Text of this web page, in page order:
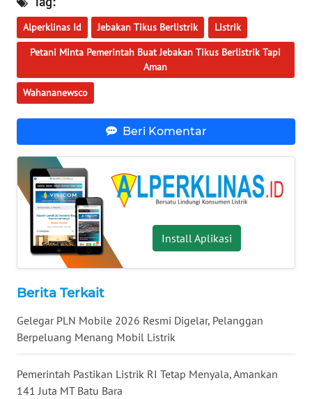
Alperklinas Id Jebakan Tikus Berlistrik Listrik
Petani Minta Pemerintah Buat Jebakan Tikus Berlistrik Tapi
Aman
Wahananewsco
Beri Komentar
Install Aplikasi
Berita Terkait
Gelegar PLN Mobile 2026 Resmi Digelar, Pelanggan
Berpeluang Menang Mobil Listrik
Pemerintah Pastikan Listrik RI Tetap Menyala, Amankan
141 Juta MT Batu Bara
WN
PURWAKARTA
WN
PRIANGAN
TIMUR
WN
SEMARANG
WN
SOLO
WN
BOROBUDUR
MADURA
SURABAYA